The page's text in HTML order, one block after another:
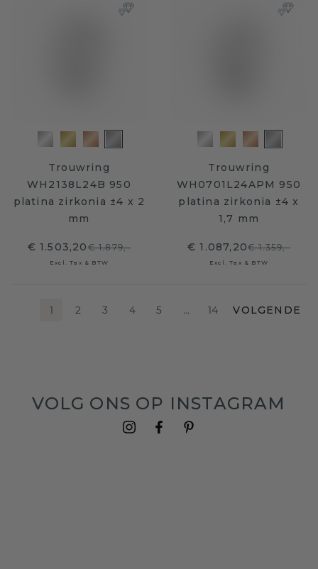
Trouwring
WH2138L24B 950
platina zirkonia ±4 x 2
mm
€ 1.503,20€ 1.879,-
Excl. Tax & BTW
Trouwring
WH0701L24APM 950
platina zirkonia ±4 x
1,7 mm
€ 1.087,20€ 1.359,-
Excl. Tax & BTW
1 2 3 4 5 … 14 VOLGENDE
VOLG ONS OP INSTAGRAM